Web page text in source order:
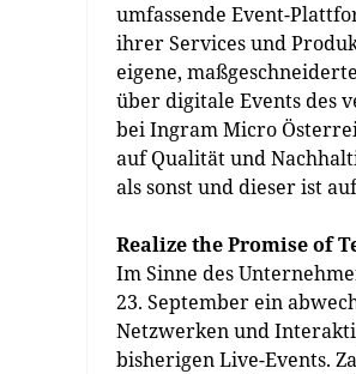
umfassende Event-
ihrer Services und
eigene,
über digitale Events des
bei Ingram Micro
auf Qualität und
als sonst und dieser ist
Realize the Promise of
Im Sinne des
23. September ein
Netzwerken und
bisherigen Live-Events.